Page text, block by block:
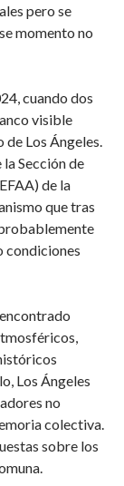
pero se
momento no
cuando dos
visible
Los Ángeles.
Sección de
de la
que tras
condiciones
Los Ángeles
no
colectiva.
sobre los